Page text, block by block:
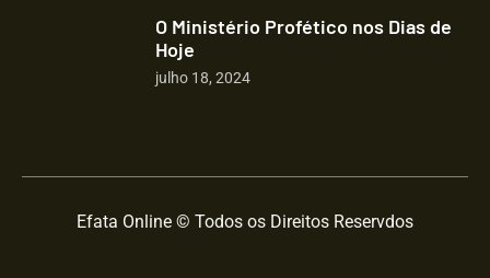
O Ministério Profético nos Dias de
Hoje
julho 18, 2024
Efata Online © Todos os Direitos Reservdos